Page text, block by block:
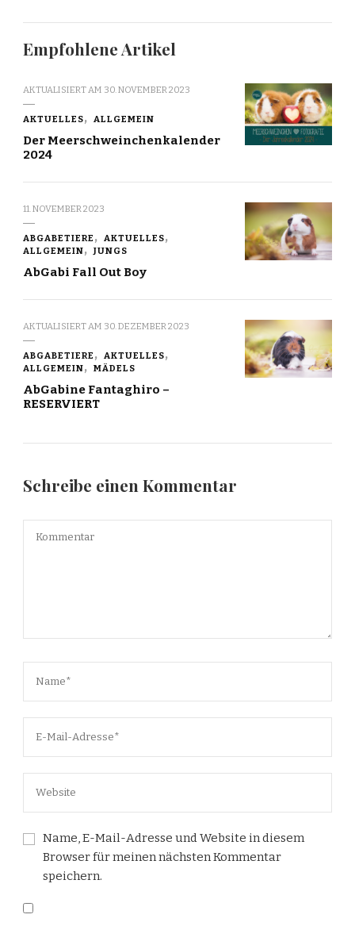
Empfohlene Artikel
AKTUALISIERT AM 30. NOVEMBER 2023
AKTUELLES ALLGEMEIN
Der Meerschweinchenkalender
2024
11. NOVEMBER 2023
ABGABETIERE
AKTUELLES
ALLGEMEIN
JUNGS
AbGabi Fall Out Boy
AKTUALISIERT AM 30. DEZEMBER 2023
ABGABETIERE
AKTUELLES
ALLGEMEIN
MÄDELS
AbGabine Fantaghiro –
RESERVIERT
Schreibe einen Kommentar
Name, E-Mail-Adresse und Website in diesem
Browser für meinen nächsten Kommentar
speichern.